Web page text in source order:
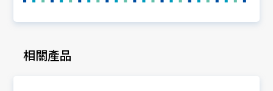
相關產品